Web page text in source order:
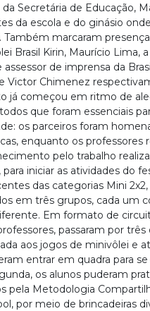
Secretária de Educação,
da escola e do ginásio
Também marcaram
Brasil Kirin, Maurício Lima,
de imprensa da
Victor Chimenez
já começou em ritmo de
que foram essenciais
os parceiros foram
enquanto os professores
pelo trabalho
iniciar as atividades do
das categorias Mini 2x2,
em três grupos, cada um
Em formato de
passaram por três
aos jogos de minivôlei e
entrar em quadra para
os alunos puderam
pela Metodologia
por meio de brincadeiras